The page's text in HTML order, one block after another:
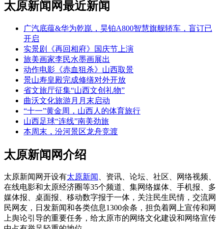
太原新闻网最近新闻
广汽底蕴&华为乾崑，昊铂A800智慧旗舰轿车，盲订已
开启
实景剧《再回相府》国庆节上演
旅美画家李民水墨画展出
动作电影《赤血狙杀》山西取景
景山寿皇殿完成修缮对外开放
省文旅厅征集“山西文创礼物”
曲沃文化旅游月月末启动
“十一”黄金周，山西人的体育旅行
山西足球“连线”南美劲旅
本周末，汾河景区龙舟竞渡
太原新闻网介绍
太原新闻网开设有太原新闻 、资讯、论坛、社区、网络视频、
在线电影和太原经济圈等35个频道、集网络媒体、手机报、多
媒体报、桌面报、移动数字报于一体，关注民生民情，交流网
民网友，日发新闻和各类信息1300余条，担负着网上宣传和网
上舆论引导的重要任务，给太原市的网络文化建设和网络宣传